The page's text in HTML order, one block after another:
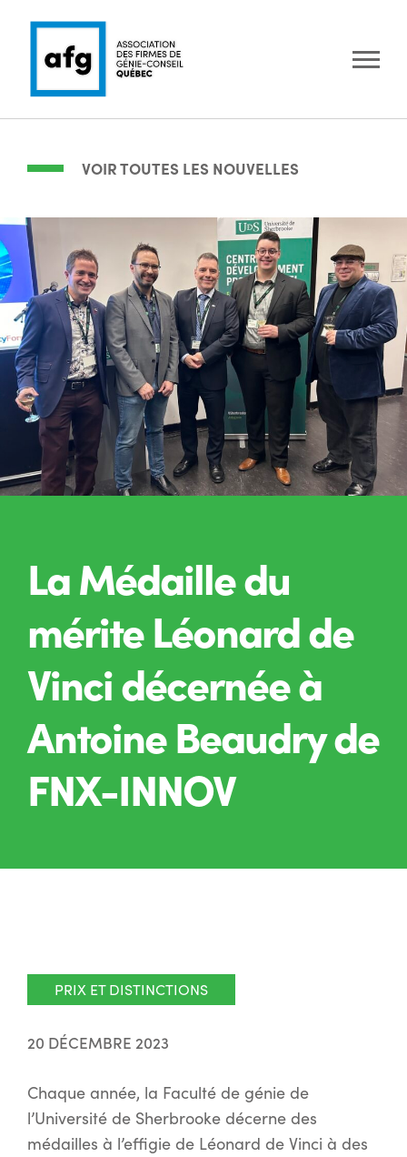
VOIR TOUTES LES NOUVELLES
La Médaille du
mérite Léonard de
Vinci décernée à
Antoine Beaudry de
FNX-INNOV
PRIX ET DISTINCTIONS
20 DÉCEMBRE 2023
Chaque année, la Faculté de génie de
l’Université de Sherbrooke décerne des
médailles à l’effigie de Léonard de Vinci à des